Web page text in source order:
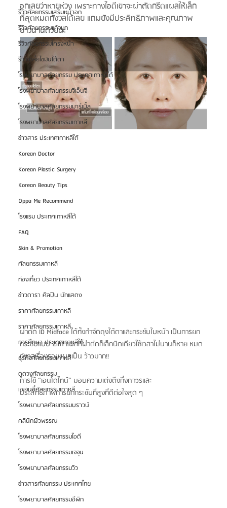
รีวิวศัลยกรรมเสริมหน้าอก
รีวิวศัลยกรรมแก้จมูก
รีวิวศัลยกรรมโครงหน้า
รีวิวเกลี่ยไขมันใต้ตา
โรงพยาบาลศัลยกรรม ประเทศเกาหลีใต้
โรงพยาบาลศัลยกรรมจีเอ็นจี
โรงพยาบาลศัลยกรรมมาร์เบิ้ล
โรงพยาบาลศัลยกรรมเกาหลี
ข่าวสาร ประเทศเกาหลีใต้
Korean Doctor
Korean Plastic Surgery
Korean Beauty Tips
Oppa Me Recommend
โรงแรม ประเทศเกาหลีใต้
FAQ
Skin & Promotion
ศัลยกรรมเกาหลี
ท่องเที่ยว ประเทศเกาหลีใต้
ข่าวดารา ศิลปิน นักแสดง
ราคาศัลยกรรมเกาหลี
ราคาศัลยกรรมเกาหลี
การศึกษา ประเทศเกาหลีใต้
ธุรกิจศัลยกรรมเกาหลี
ดูดวงศัลยกรรม
เอเจนซี่ศัลยกรรมเกาหลี
โรงพยาบาลศัลยกรรมบราวน์
คลินิกผิวพรรณ
โรงพยาบาลศัลยกรรมไอดี
โรงพยาบาลศัลยกรรมเจจุน
โรงพยาบาลศัลยกรรมวิว
ข่าวสารศัลยกรรม ประเทศไทย
โรงพยาบาลศัลยกรรมอีพิก
อกเลยว่าหายห่วง เพราะทางไอดีเขาจะผ่าตัดกรีดแผลให้เล็ก
ที่สุดหมดกังวลได้เลย แถมยังมีประสิทธิภาพและคุณภาพ
ยาวนานด้วยนะ
ผ่าตัด ID Midface ได้ทั้งกำจัดถุงใต้ตาและกระชับใบหน้า เป็นการยก
กระชับแบบ 2in1 แผลที่ผ่าตัดก็เล็กนิดเดียวใช้เวลาไม่นานก็หาย หมด
กังวลเรื่องรอยแผลเป็น ว้าวมาก!!
การใช้ “เอนโดไทน์” มอบความเต่งตึงกึ่งถาวรและ
ประสิทธิภาพการยกกระชับที่สูงที่ดีต่อใจสุด ๆ